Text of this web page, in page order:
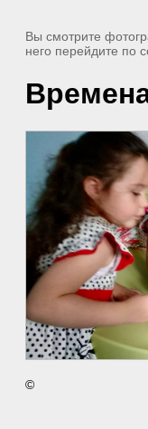
Вы смотрите
него перейдите по
©